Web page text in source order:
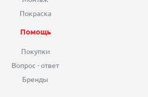
Покраска
Помощь
Покупки
Вопрос - ответ
Бренды